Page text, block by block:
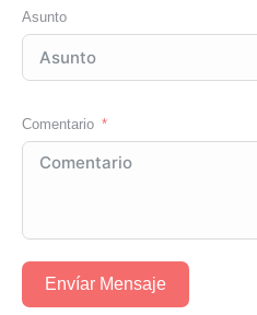
Asunto
Comentario
Envíar Mensaje